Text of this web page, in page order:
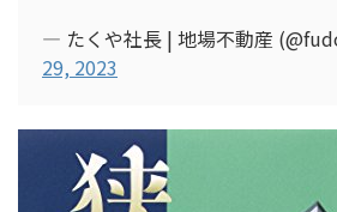
— たくや社長 | 地場不動産
29, 2023